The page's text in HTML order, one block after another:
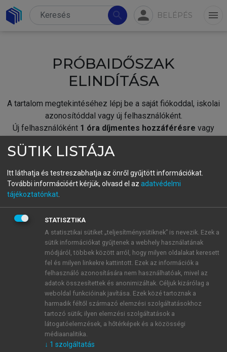
search person BELÉPÉS menu
PRÓBAIDŐSZAK
ELINDÍTÁSA
A tartalom megtekintéséhez lépj be a saját fiókoddal, iskolai
azonosítóddal vagy új felhasználóként.
Új felhasználóként 1 óra díjmentes hozzáférésre vagy
fiókoddal,vagy hozz létre új fiókot.
A regisztráció után apróbaidőszakautomatikusan
BELÉPÉS SAJÁT FIÓKKAL
ÚJ FIÓK LÉTREHOZÁSA
1 óra díjmentes hozzáférés
E-MAIL-CÍM
SÜTIK LISTÁJA
Itt láthatja és testreszabhatja az önről gyűjtött információkat.
További információért kérjük, olvasd el az adatvédelmi
tájékoztatónkat
STATISZTIKA
A statisztikai sütiket „teljesítménysütiknek” is nevezik. Ezek a
sütik információkat gyűjtenek a webhely használatának
módjáról, többek között arról, hogy milyen oldalakat keresett
fel és milyen linkekre kattintott. Ezek az információk a
felhasználó azonosítására nem használhatóak, mivel az
adatok összesítettek és anonimizáltak. Céljuk kizárólag a
weboldal funkcióinak javítása. Ezek közé tartoznak a
harmadik féltől származó elemzési szolgáltatásokhoz
tartozó sütik; ilyen elemzési szolgáltatások a
látogatóelemzések, a hőtérképek és a közösségi
médiaanalitika.
↓ 1 szolgáltatás